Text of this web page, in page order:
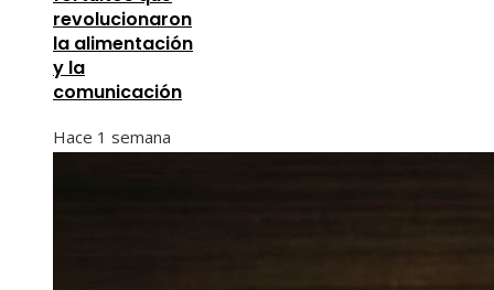
revolucionaron
la alimentación
y la
comunicación
Hace 1 semana